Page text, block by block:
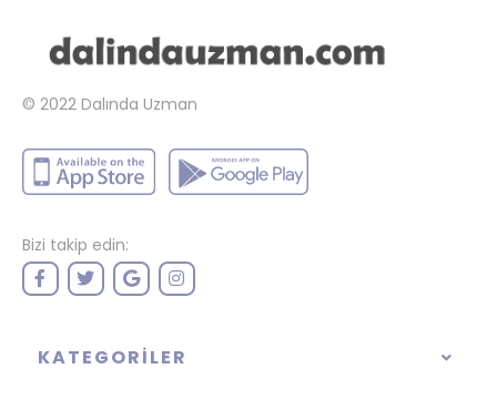
© 2022 Dalında Uzman
Bizi takip edin:
KATEGORILER